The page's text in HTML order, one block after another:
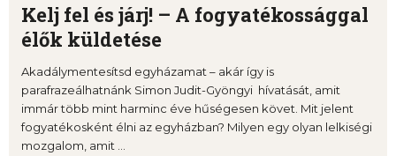
Kelj fel és járj! – A fogyatékossággal
élők küldetése
Akadálymentesítsd egyházamat – akár így is
parafrazeálhatnánk Simon Judit-Gyöngyi hívatását, amit
immár több mint harminc éve hűségesen követ. Mit jelent
fogyatékosként élni az egyházban? Milyen egy olyan lelkiségi
mozgalom, amit ...